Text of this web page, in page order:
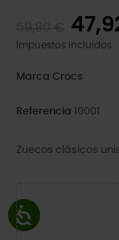
Impuestos incluidos
Marca Crocs
Referencia 10001
Zuecos clásicos